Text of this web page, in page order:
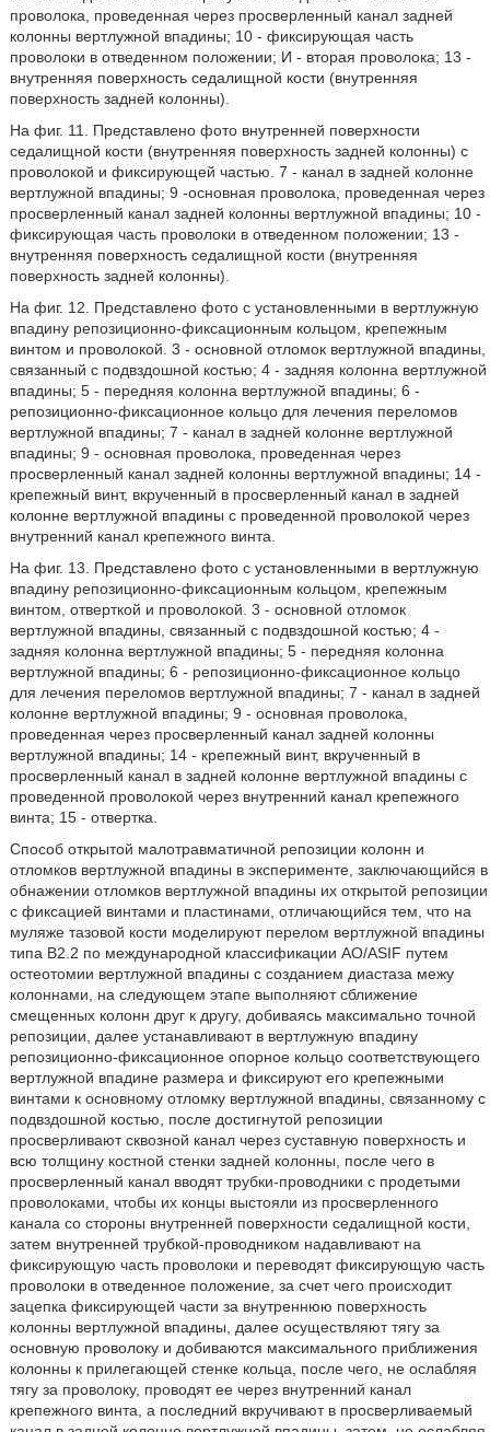
проволока, проведенная через просверленный канал задней
колонны вертлужной впадины; 10 - фиксирующая часть
проволоки в отведенном положении; И - вторая проволока; 13 -
внутренняя поверхность седалищной кости (внутренняя
поверхность задней колонны).
На фиг. 11. Представлено фото внутренней поверхности
седалищной кости (внутренняя поверхность задней колонны) с
проволокой и фиксирующей частью. 7 - канал в задней колонне
вертлужной впадины; 9 -основная проволока, проведенная через
просверленный канал задней колонны вертлужной впадины; 10 -
фиксирующая часть проволоки в отведенном положении; 13 -
внутренняя поверхность седалищной кости (внутренняя
поверхность задней колонны).
На фиг. 12. Представлено фото с установленными в вертлужную
впадину репозиционно-фиксационным кольцом, крепежным
винтом и проволокой. 3 - основной отломок вертлужной впадины,
связанный с подвздошной костью; 4 - задняя колонна вертлужной
впадины; 5 - передняя колонна вертлужной впадины; 6 -
репозиционно-фиксационное кольцо для лечения переломов
вертлужной впадины; 7 - канал в задней колонне вертлужной
впадины; 9 - основная проволока, проведенная через
просверленный канал задней колонны вертлужной впадины; 14 -
крепежный винт, вкрученный в просверленный канал в задней
колонне вертлужной впадины с проведенной проволокой через
внутренний канал крепежного винта.
На фиг. 13. Представлено фото с установленными в вертлужную
впадину репозиционно-фиксационным кольцом, крепежным
винтом, отверткой и проволокой. 3 - основной отломок
вертлужной впадины, связанный с подвздошной костью; 4 -
задняя колонна вертлужной впадины; 5 - передняя колонна
вертлужной впадины; 6 - репозиционно-фиксационное кольцо
для лечения переломов вертлужной впадины; 7 - канал в задней
колонне вертлужной впадины; 9 - основная проволока,
проведенная через просверленный канал задней колонны
вертлужной впадины; 14 - крепежный винт, вкрученный в
просверленный канал в задней колонне вертлужной впадины с
проведенной проволокой через внутренний канал крепежного
винта; 15 - отвертка.
Способ открытой малотравматичной репозиции колонн и
отломков вертлужной впадины в эксперименте, заключающийся в
обнажении отломков вертлужной впадины их открытой репозиции
с фиксацией винтами и пластинами, отличающийся тем, что на
муляже тазовой кости моделируют перелом вертлужной впадины
типа В2.2 по международной классификации AO/ASIF путем
остеотомии вертлужной впадины с созданием диастаза межу
колоннами, на следующем этапе выполняют сближение
смещенных колонн друг к другу, добиваясь максимально точной
репозиции, далее устанавливают в вертлужную впадину
репозиционно-фиксационное опорное кольцо соответствующего
вертлужной впадине размера и фиксируют его крепежными
винтами к основному отломку вертлужной впадины, связанному с
подвздошной костью, после достигнутой репозиции
просверливают сквозной канал через суставную поверхность и
всю толщину костной стенки задней колонны, после чего в
просверленный канал вводят трубки-проводники с продетыми
проволоками, чтобы их концы выстояли из просверленного
канала со стороны внутренней поверхности седалищной кости,
затем внутренней трубкой-проводником надавливают на
фиксирующую часть проволоки и переводят фиксирующую часть
проволоки в отведенное положение, за счет чего происходит
зацепка фиксирующей части за внутреннюю поверхность
колонны вертлужной впадины, далее осуществляют тягу за
основную проволоку и добиваются максимального приближения
колонны к прилегающей стенке кольца, после чего, не ослабляя
тягу за проволоку, проводят ее через внутренний канал
крепежного винта, а последний вкручивают в просверливаемый